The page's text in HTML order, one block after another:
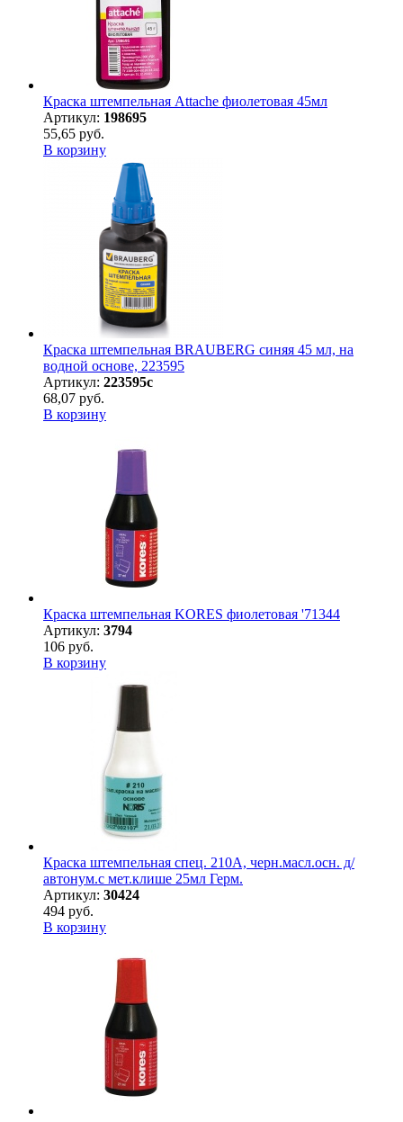
Краска штемпельная Attache фиолетовая 45мл
Артикул: 198695
55,65 руб.
В корзину
Краска штемпельная BRAUBERG синяя 45 мл, на
водной основе, 223595
Артикул: 223595с
68,07 руб.
В корзину
Краска штемпельная KORES фиолетовая '71344
Артикул: 3794
106 руб.
В корзину
Краска штемпельная спец. 210А, черн.масл.осн. д/
автонум.с мет.клише 25мл Герм.
Артикул: 30424
494 руб.
В корзину